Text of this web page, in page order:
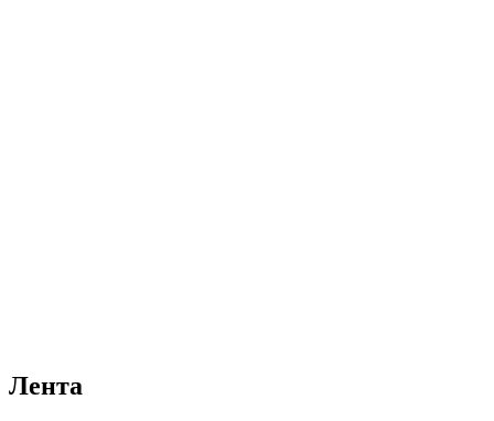
Лента